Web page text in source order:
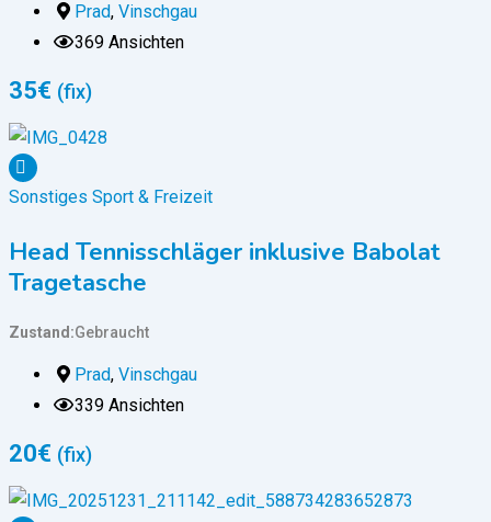
Prad, Vinschgau
369 Ansichten
35€ (fix)
Sonstiges Sport & Freizeit
Head Tennisschläger inklusive Babolat
Tragetasche
Zustand Gebraucht
Prad, Vinschgau
339 Ansichten
20€ (fix)